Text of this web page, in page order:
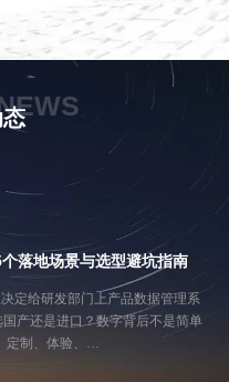
落地场景与选型避坑指南
定给研发部门上产品数据管理系
产还是进口？数字背后不是简单
定制、体验、…